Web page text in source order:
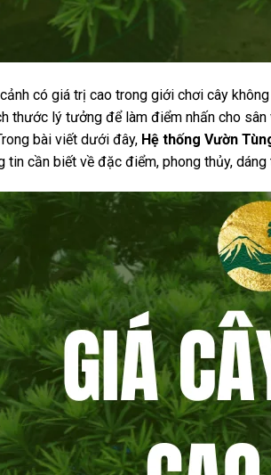
có giá trị cao trong giới chơi cây
thước lý tưởng để làm điểm nhấn cho
bài viết dưới đây, Hệ thống Vườn
tin cần biết về đặc điểm, phong thủy, dáng